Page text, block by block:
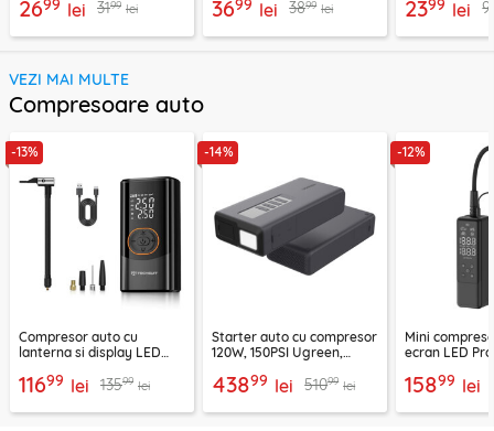
26 lei 3199 lei 36 lei 3899 lei 23 lei
VEZI MAI MULTE
Compresoare auto
-13%
Compresor auto cu
lanterna si display LED
11699 lei 13599 lei
-14%
Starter auto cu compresor
120W, 150PSI Ugreen,
43899 lei 51099 lei
-12%
Mini
ecran LED
15899 lei